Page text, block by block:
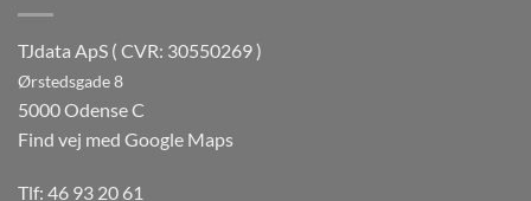
TJdata ApS ( CVR: 30550269 )
Ørstedsgade 8
5000 Odense C
Find vej med Google Maps
Tlf: 46 93 20 61